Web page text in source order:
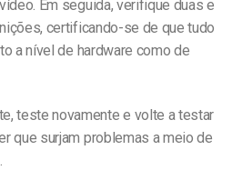
Em seguida, verifique duas e
certificando-se de que tudo
a nível de hardware como de
teste novamente e volte a testar
que surjam problemas a meio de